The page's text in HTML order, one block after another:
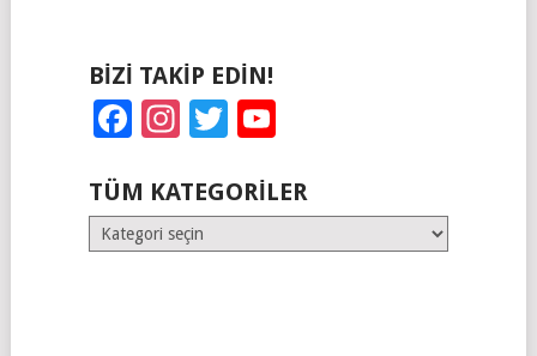
BIZI TAKIP EDIN!
Facebook
Instagram
Twitter
TÜM KATEGORILER
Tüm
Kategoriler